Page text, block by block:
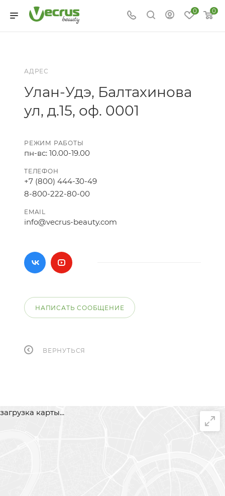
0 0
АДРЕС
Улан-Удэ, Балтахинова
ул, д.15, оф. 0001
РЕЖИМ РАБОТЫ
пн-вс: 10.00-19.00
ТЕЛЕФОН
+7 (800) 444-30-49
8-800-222-80-00
EMAIL
info@vecrus-beauty.com
НАПИСАТЬ СООБЩЕНИЕ
ВЕРНУТЬСЯ
загрузка карты...